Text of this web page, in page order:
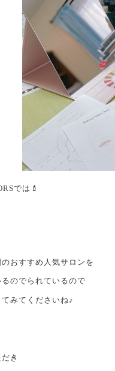
では💄
おすすめ人気サロンを
のでられているので
みてくださいね♪
き